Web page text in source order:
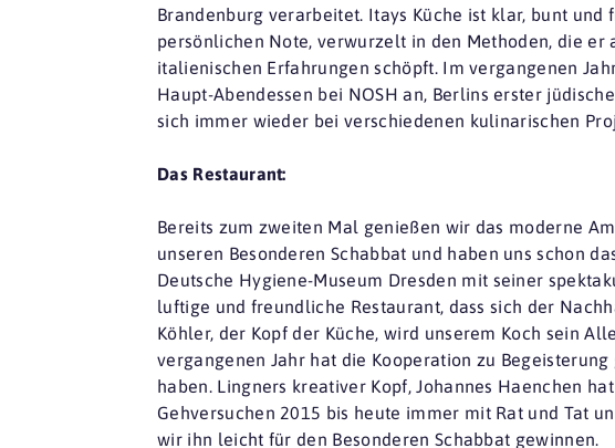
Brandenburg verarbeitet. Itays Küche ist klar, bunt
persönlichen Note, verwurzelt in den Methoden, die er
italienischen Erfahrungen schöpft. Im vergangenen
Haupt-Abendessen bei NOSH an, Berlins erster
sich immer wieder bei verschiedenen kulinarischen
Das Restaurant:
Bereits zum zweiten Mal genießen wir das moderne
unseren Besonderen Schabbat und haben uns schon
Deutsche Hygiene-Museum Dresden mit seiner
luftige und freundliche Restaurant, dass sich der
Köhler, der Kopf der Küche, wird unserem Koch sein
vergangenen Jahr hat die Kooperation zu
haben. Lingners kreativer Kopf, Johannes Haenchen
Gehversuchen 2015 bis heute immer mit Rat und Tat
wir ihn leicht für den Besonderen Schabbat gewinnen.